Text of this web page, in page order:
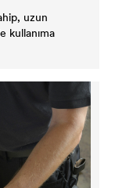
uzun
kullanıma